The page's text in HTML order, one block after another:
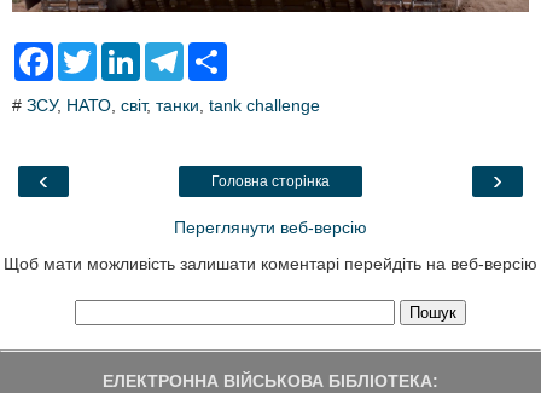
F
e
o
T
t
L
k
T
e
a
r
# ЗСУ, НАТО світ, танки tank challenge
‹ ›
Головна сторінка
Переглянути веб-версію
Щоб мати можливість залишати коментарі перейдіть на веб-версію
ЕЛЕКТРОННА ВІЙСЬКОВА БІБЛІОТЕКА: